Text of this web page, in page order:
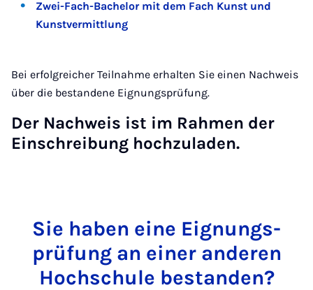
Zwei-Fach-Bachelor mit dem Fach Kunst und
Kunstvermittlung
Bei erfolgreicher Teilnahme erhalten Sie einen Nachweis
über die bestandene Eignungsprüfung.
Der Nachweis ist im Rahmen der
Einschreibung hochzuladen.
Sie ha­ben ei­ne Eig­nungs­
prü­fung an ei­ner an­de­ren
Hoch­schu­le be­stan­den?